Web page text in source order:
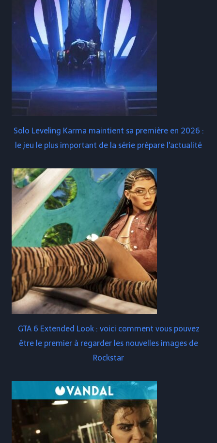
Solo Leveling Karma maintient sa première en 2026 :
le jeu le plus important de la série prépare l'actualité
GTA 6 Extended Look : voici comment vous pouvez
être le premier à regarder les nouvelles images de
Rockstar